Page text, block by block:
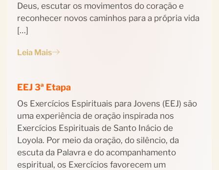
Deus, escutar os movimentos do coração e
reconhecer novos caminhos para a própria vida
[…]
Leia Mais
EEJ 3ª Etapa
Os Exercícios Espirituais para Jovens (EEJ) são
uma experiência de oração inspirada nos
Exercícios Espirituais de Santo Inácio de
Loyola. Por meio da oração, do silêncio, da
escuta da Palavra e do acompanhamento
espiritual, os Exercícios favorecem um